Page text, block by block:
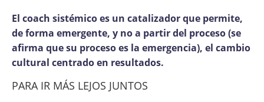
El coach sistémico es un catalizador que permite,
de forma emergente, y no a partir del proceso (se
afirma que su proceso es la emergencia), el cambio
cultural centrado en resultados.
PARA IR MÁS LEJOS JUNTOS